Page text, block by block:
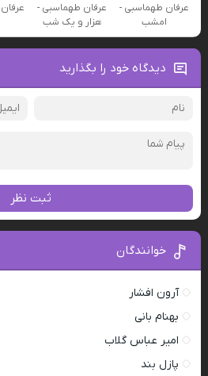
عرفان طهماسبی -
امشب
عرفان طهماسبی -
هزار و یک شب
دیدگاه خود را بگذارید
ثبت نظر
خوانندگان
آرون افشار
بهنام بانی
امیر عباس گلاب
پازل بند